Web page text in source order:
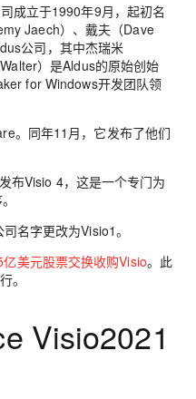
成立于1990年9月，起初名
Jaech）、戴夫（Dave
公司，其中杰瑞米
）是Aldus的原始创始
for Windows开发团队领
。同年11月，它发布了他们
Visio 4，这是一个专门为
名字更改为Visio1。
美元股票交换收购Visio。此
。
Visio2021